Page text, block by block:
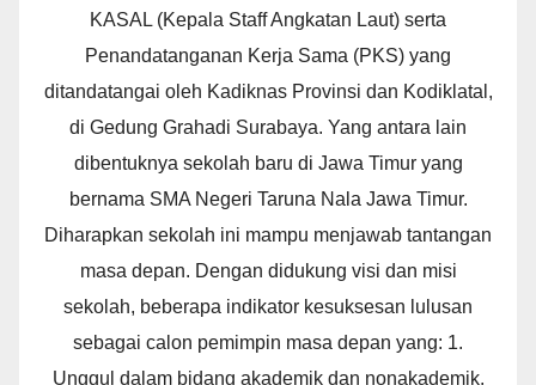
KASAL (Kepala Staff Angkatan Laut) serta
Penandatanganan Kerja Sama (PKS) yang
ditandatangai oleh Kadiknas Provinsi dan Kodiklatal,
di Gedung Grahadi Surabaya. Yang antara lain
dibentuknya sekolah baru di Jawa Timur yang
bernama SMA Negeri Taruna Nala Jawa Timur.
Diharapkan sekolah ini mampu menjawab tantangan
masa depan. Dengan didukung visi dan misi
sekolah, beberapa indikator kesuksesan lulusan
sebagai calon pemimpin masa depan yang: 1.
Unggul dalam bidang akademik dan nonakademik.